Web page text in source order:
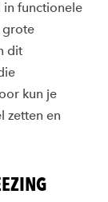
in functionele
grote
dit
kun je
zetten en